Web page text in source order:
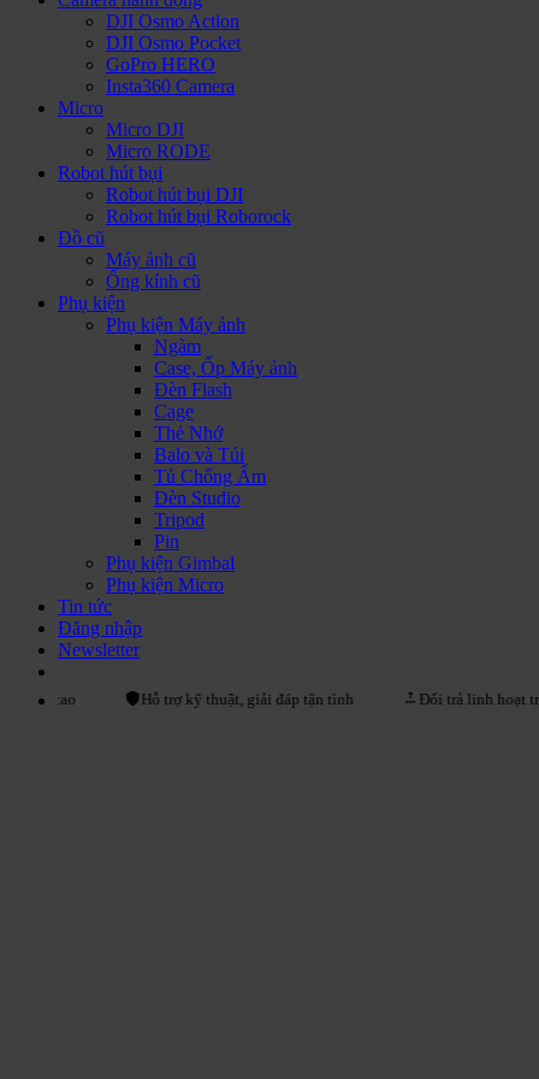
DJI Osmo Action
DJI Osmo Pocket
GoPro HERO
Insta360 Camera
Micro
Micro DJI
Micro RODE
Robot hút bụi
Robot hút bụi DJI
Robot hút bụi Roborock
Đồ cũ
Máy ảnh cũ
Ống kính cũ
Phụ kiện
Phụ kiện Máy ảnh
Ngàm
Case, Ốp Máy ảnh
Đèn Flash
Cage
Thẻ Nhớ
Balo và Túi
Tủ Chống Ẩm
Đèn Studio
Tripod
Pin
Phụ kiện Gimbal
Phụ kiện Micro
Tin tức
Đăng nhập
Newsletter
Hỗ trợ kỹ thuật, giải đáp tận tình Đổi trả linh hoạt trong